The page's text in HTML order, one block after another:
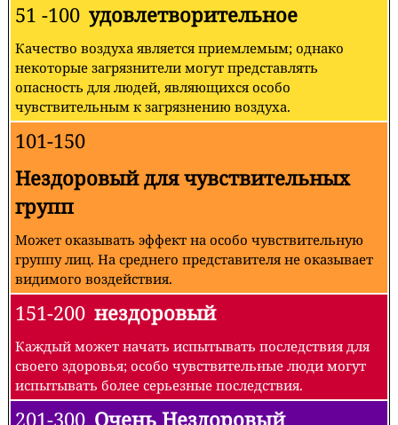
51 -100 удовлетворительное
Качество воздуха является приемлемым; однако
некоторые загрязнители могут представлять
опасность для людей, являющихся особо
чувствительным к загрязнению воздуха.
101-150
Нездоровый для чувствительных
групп
Может оказывать эффект на особо чувствительную
группу лиц. На среднего представителя не оказывает
видимого воздействия.
151-200 нездоровый
Каждый может начать испытывать последствия для
своего здоровья; особо чувствительные люди могут
испытывать более серьезные последствия.
201-300 Очень Нездоровый